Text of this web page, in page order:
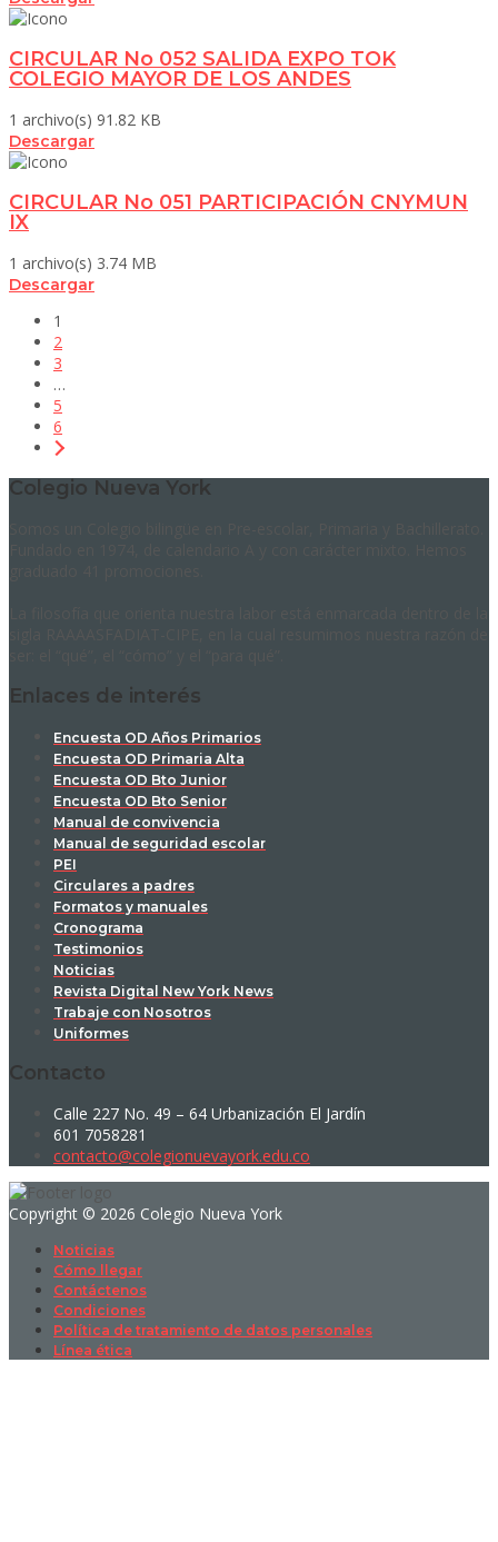
CIRCULAR No 052 SALIDA EXPO TOK
COLEGIO MAYOR DE LOS ANDES
1 archivo(s) 91.82 KB
Descargar
CIRCULAR No 051 PARTICIPACIÓN CNYMUN
IX
1 archivo(s) 3.74 MB
Descargar
1
2
3
…
5
6
Colegio Nueva York
Enlaces de interés
Encuesta OD Años Primarios
Encuesta OD Primaria Alta
Encuesta OD Bto Junior
Encuesta OD Bto Senior
Manual de convivencia
Manual de seguridad escolar
PEI
Circulares a padres
Formatos y manuales
Cronograma
Testimonios
Noticias
Revista Digital New York News
Trabaje con Nosotros
Uniformes
Contacto
Calle 227 No. 49 – 64 Urbanización El Jardín
601 7058281
contacto@colegionuevayork.edu.co
Copyright © 2026 Colegio Nueva York
Noticias
Cómo llegar
Contáctenos
Condiciones
Política de tratamiento de datos personales
Línea ética